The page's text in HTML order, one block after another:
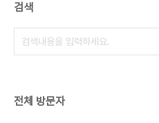
검색
전체 방문자